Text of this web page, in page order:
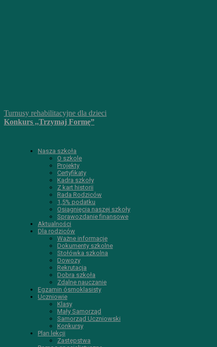
Turnusy rehabilitacyjne dla dzieci
Konkurs ,,Trzymaj Formę”
Nasza szkoła
O szkole
Projekty
Certyfikaty
Kadra szkoły
Z kart historii
Rada Rodziców
1,5% podatku
Osiągnięcia naszej szkoły
Sprawozdanie finansowe
Aktualności
Dla rodziców
Ważne informacje
Dokumenty szkolne
Stołówka szkolna
Dowozy
Rekrutacja
Dobra szkoła
Zdalne nauczanie
Egzamin ósmoklasisty
Uczniowie
Klasy
Mały Samorząd
Samorząd Uczniowski
Konkursy
Plan lekcji
Zastępstwa